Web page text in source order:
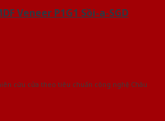
Veneer P1G1 Sồi-a-SGD
cứu cửa theo tiêu chuẩn công nghệ Châu